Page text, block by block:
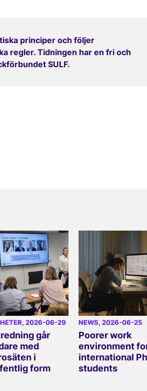
principer och följer
regler. Tidningen har en fri och
SULF.
, 2026-06-29
går
med
i
form
NEWS, 2026-06-25
Poorer work
environment
international
students